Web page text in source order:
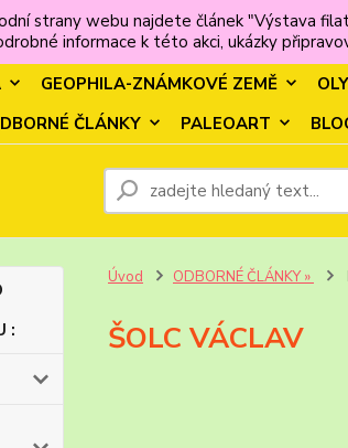
strany webu najdete článek "Výstava
informace k této akci, ukázky
GEOPHILA-ZNÁMKOVÉ ZEMĚ
ČLÁNKY PALEOART
:
Úvod ODBORNÉ ČLÁNKY »
ŠOLC VÁCLAV